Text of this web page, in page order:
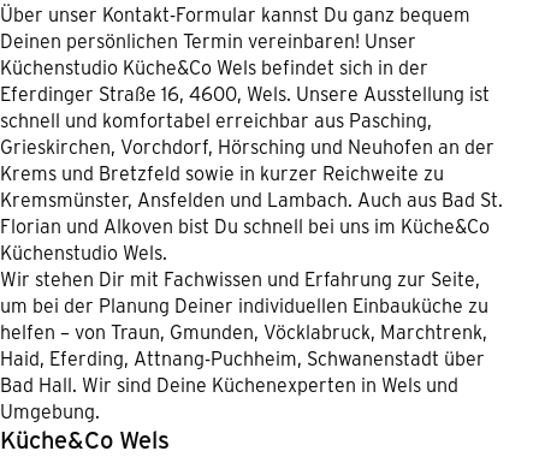
Über unser Kontakt-Formular kannst Du ganz bequem
Deinen persönlichen Termin vereinbaren! Unser
Küchenstudio Küche&Co Wels befindet sich in der
Eferdinger Straße 16, 4600, Wels. Unsere Ausstellung ist
schnell und komfortabel erreichbar aus Pasching,
Grieskirchen, Vorchdorf, Hörsching und Neuhofen an der
Krems und Bretzfeld sowie in kurzer Reichweite zu
Kremsmünster, Ansfelden und Lambach. Auch aus Bad St.
Florian und Alkoven bist Du schnell bei uns im Küche&Co
Küchenstudio Wels.
Wir stehen Dir mit Fachwissen und Erfahrung zur Seite,
um bei der Planung Deiner individuellen Einbauküche zu
helfen – von Traun, Gmunden, Vöcklabruck, Marchtrenk,
Haid, Eferding, Attnang-Puchheim, Schwanenstadt über
Bad Hall. Wir sind Deine Küchenexperten in Wels und
Umgebung.
Küche&Co Wels